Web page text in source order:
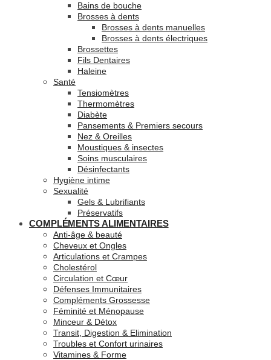
Bains de bouche
Brosses à dents
Brosses à dents manuelles
Brosses à dents électriques
Brossettes
Fils Dentaires
Haleine
Santé
Tensiomètres
Thermomètres
Diabète
Pansements & Premiers secours
Nez & Oreilles
Moustiques & insectes
Soins musculaires
Désinfectants
Hygiène intime
Sexualité
Gels & Lubrifiants
Préservatifs
COMPLÉMENTS ALIMENTAIRES
Anti-âge & beauté
Cheveux et Ongles
Articulations et Crampes
Cholestérol
Circulation et Cœur
Défenses Immunitaires
Compléments Grossesse
Féminité et Ménopause
Minceur & Détox
Transit, Digestion & Elimination
Troubles et Confort urinaires
Vitamines & Forme